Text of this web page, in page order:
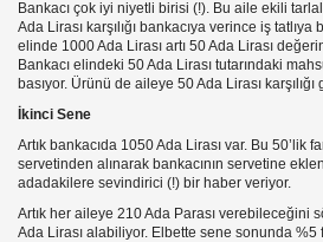
Bankacı çok iyi niyetli birisi (!). Bu aile ekili
Ada Lirası karşılığı bankacıya verince iş tatlıya
elinde 1000 Ada Lirası artı 50 Ada Lirası
Bankacı elindeki 50 Ada Lirası tutarındaki
basıyor. Ürünü de aileye 50 Ada Lirası karşılığı
İkinci Sene
Artık bankacıda 1050 Ada Lirası var. Bu 50’lik
servetinden alınarak bankacının servetine
adadakilere sevindirici (!) bir haber veriyor.
Artık her aileye 210 Ada Parası verebileceğini
Ada Lirası alabiliyor. Elbette sene sonunda
ÜZERNDEN ŞİRKET